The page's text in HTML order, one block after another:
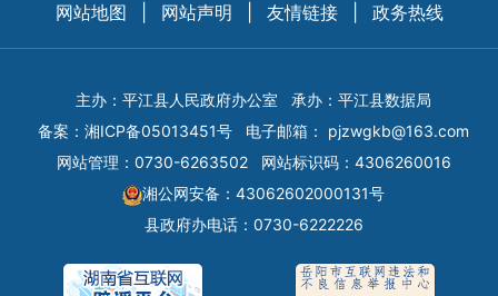
网站地图 网站声明 友情链接 政务热线
主办：平江县人民政府办公室
承办：平江县数据局
备案： 湘ICP备05013451号 电子邮箱： pjzwgkb@163.com
网站管理：0730-6263502
网站标识码：4306260016
湘公网安备：43062602000131号
县政府办电话：0730-6222226